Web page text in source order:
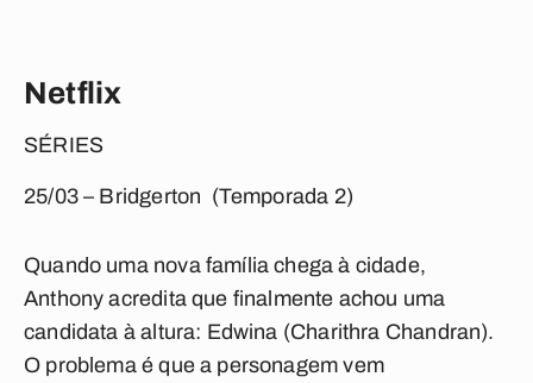
Netflix
SÉRIES
25/03 – Bridgerton (Temporada 2)
Quando uma nova família chega à cidade,
Anthony acredita que finalmente achou uma
candidata à altura: Edwina (Charithra Chandran).
O problema é que a personagem vem